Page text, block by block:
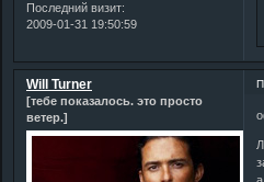
Последний визит:
2009-01-31 19:50:59
Will Turner
[тебе показалось. это просто
ветер.]